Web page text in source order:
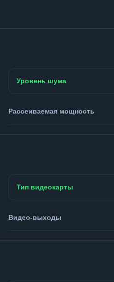
Уровень шума
Рассеиваемая мощность
Тип видеокарты
Видео-выходы